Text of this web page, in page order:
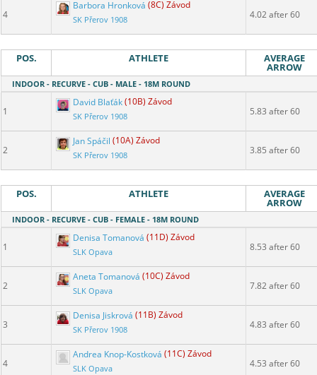
4
Barbora Hronková (8C) Závod
SK Přerov 1908 4.02 after 60
POS. ATHLETE AVERAGE
ARROW
INDOOR - RECURVE - CUB - MALE - 18M ROUND
1
David Blaťák(10B) Závod
SK Přerov 1908 5.83 after 60
2
Jan Spáčil (10A) Závod
SK Přerov 1908 3.85 after 60
POS. ATHLETE AVERAGE
ARROW
INDOOR - RECURVE - CUB - FEMALE - 18M ROUND
1
Denisa Tomanová (11D) Závod
SLK Opava 8.53 after 60
2
Aneta Tomanová (10C) Závod
SLK Opava 7.82 after 60
3
Denisa Jiskrová (11B) Závod
SK Přerov 1908 4.83 after 60
4
Andrea Knop-Kostková (11C) Závod
SLK Opava 4.53 after 60